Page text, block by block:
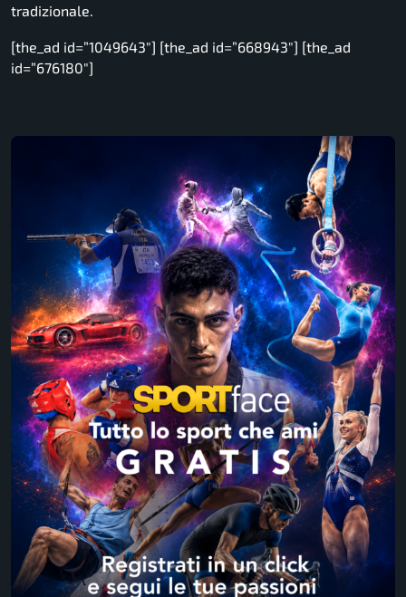
tradizionale.
[the_ad id=”1049643″] [the_ad id=”668943″] [the_ad
id=”676180″]